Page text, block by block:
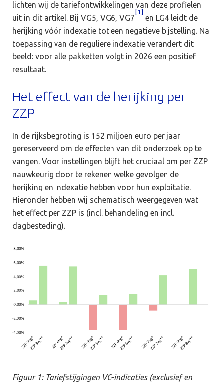
lichten wij de tariefontwikkelingen van deze profielen
uit in dit artikel. Bij VG5, VG6, VG7
[1]
en LG4 leidt de
herijking vóór indexatie tot een negatieve bijstelling. Na
toepassing van de reguliere indexatie verandert dit
beeld: voor alle pakketten volgt in 2026 een positief
resultaat.
Het effect van de herijking per
ZZP
In de rijksbegroting is 152 miljoen euro per jaar
gereserveerd om de effecten van dit onderzoek op te
vangen. Voor instellingen blijft het cruciaal om per ZZP
nauwkeurig door te rekenen welke gevolgen de
herijking en indexatie hebben voor hun exploitatie.
Hieronder hebben wij schematisch weergegeven wat
het effect per ZZP is (incl. behandeling en incl.
dagbesteding).
Figuur 1: Tariefstijgingen VG-indicaties (exclusief en